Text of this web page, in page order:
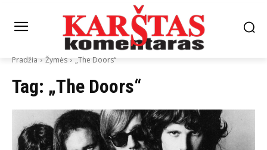
Pradžia Žymės „The Doors“
Tag: „The Doors“